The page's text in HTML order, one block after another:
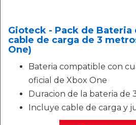
Gioteck - Pack de Bateria
cable de carga de 3
One)
Bateria compatible con
oficial de Xbox One
Duracion de la bateria de
Incluye cable de carga y